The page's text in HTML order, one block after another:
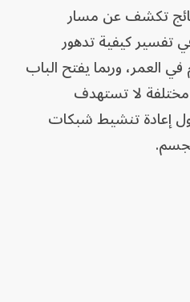
تكشف عن مسار
تفسير كيفية تدهور
العمر، وربما يفتح الباب
مختلفة لا تستهدف
إعادة تنشيط شبكات